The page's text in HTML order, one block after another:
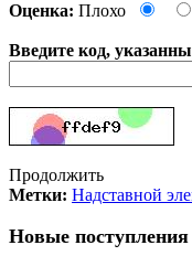
Оценка: Плохо
Введите код,
Продолжить
Метки: Надставной
Новые поступления